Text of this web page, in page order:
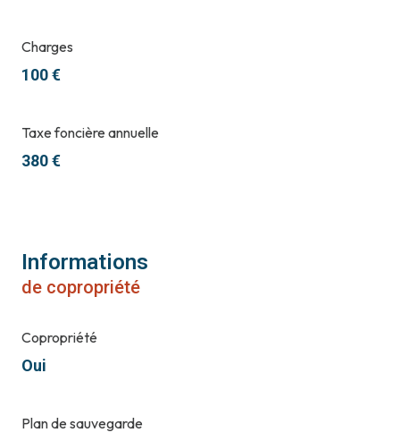
Charges
100 €
Taxe foncière annuelle
380 €
Informations
de copropriété
Copropriété
Oui
Plan de sauvegarde